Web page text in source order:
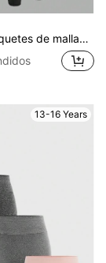
y de cintura alta con control de abdomen para correr, yoga y entrenamiento
13-16 Years